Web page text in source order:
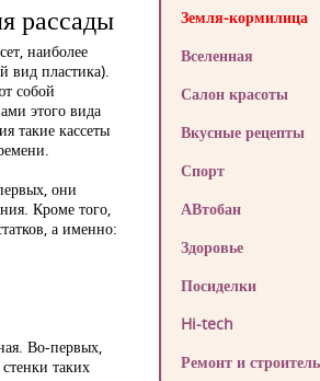
рассады
наиболее
вид пластика).
собой
этого вида
такие кассеты
они
Кроме того,
а именно:
Во-первых,
таких
Земля-кормилица
Вселенная
Салон красоты
Вкусные рецепты
Спорт
АВтобан
Здоровье
Посиделки
Hi-tech
Ремонт и